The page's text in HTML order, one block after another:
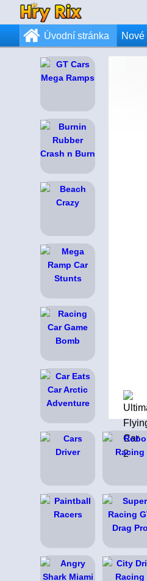
Úvodní stránka Nové